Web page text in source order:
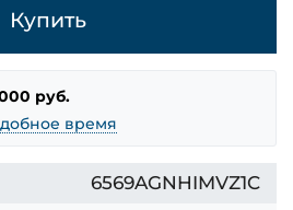
Купить
руб.
время
6569AGNHIMVZ1C